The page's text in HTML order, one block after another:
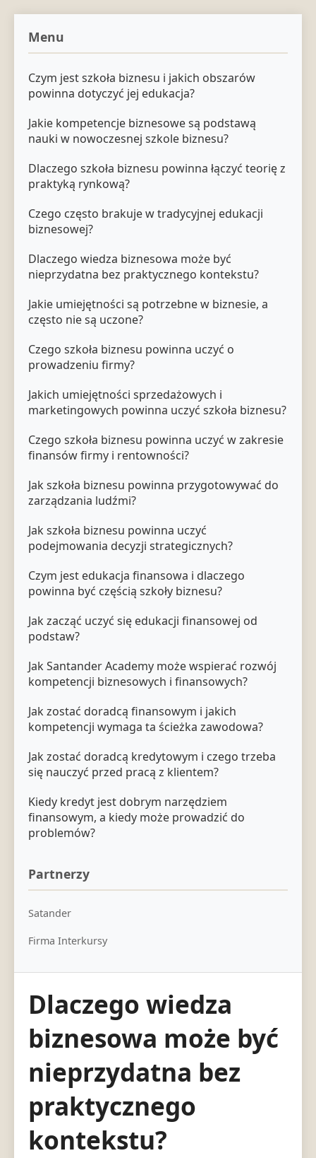
Menu
Czym jest szkoła biznesu i jakich obszarów
powinna dotyczyć jej edukacja?
Jakie kompetencje biznesowe są podstawą
nauki w nowoczesnej szkole biznesu?
Dlaczego szkoła biznesu powinna łączyć teorię z
praktyką rynkową?
Czego często brakuje w tradycyjnej edukacji
biznesowej?
Dlaczego wiedza biznesowa może być
nieprzydatna bez praktycznego kontekstu?
Jakie umiejętności są potrzebne w biznesie, a
często nie są uczone?
Czego szkoła biznesu powinna uczyć o
prowadzeniu firmy?
Jakich umiejętności sprzedażowych i
marketingowych powinna uczyć szkoła biznesu?
Czego szkoła biznesu powinna uczyć w zakresie
finansów firmy i rentowności?
Jak szkoła biznesu powinna przygotowywać do
zarządzania ludźmi?
Jak szkoła biznesu powinna uczyć
podejmowania decyzji strategicznych?
Czym jest edukacja finansowa i dlaczego
powinna być częścią szkoły biznesu?
Jak zacząć uczyć się edukacji finansowej od
podstaw?
Jak Santander Academy może wspierać rozwój
kompetencji biznesowych i finansowych?
Jak zostać doradcą finansowym i jakich
kompetencji wymaga ta ścieżka zawodowa?
Jak zostać doradcą kredytowym i czego trzeba
się nauczyć przed pracą z klientem?
Kiedy kredyt jest dobrym narzędziem
finansowym, a kiedy może prowadzić do
problemów?
Partnerzy
Satander
Firma Interkursy
Dlaczego wiedza
biznesowa może być
nieprzydatna bez
praktycznego
kontekstu?